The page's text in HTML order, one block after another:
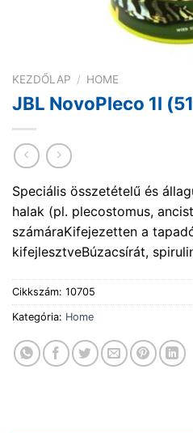
KEZDŐLAP / HOME
JBL NovoPleco 1l
Speciális összetételű és
halak (pl. plecostomus,
számáraKifejezetten a
kifejlesztveBúzacsírát,
Cikkszám: 10705
Kategória: Home